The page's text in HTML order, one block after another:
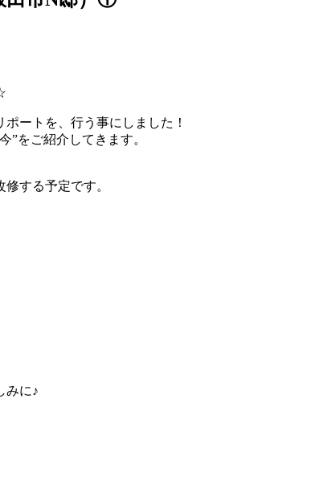
ートを、行う事にしました！
”をご紹介してきます。
する予定です。
みに♪